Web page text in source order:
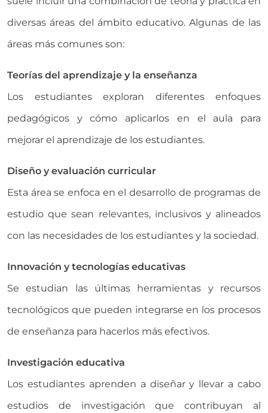
diversas áreas del ámbito educativo. Algunas de las
áreas más comunes son:
Teorías del aprendizaje y la enseñanza
Los estudiantes exploran diferentes enfoques
pedagógicos y cómo aplicarlos en el aula para
mejorar el aprendizaje de los estudiantes.
Diseño y evaluación curricular
Esta área se enfoca en el desarrollo de programas de
estudio que sean relevantes, inclusivos y alineados
con las necesidades de los estudiantes y la sociedad.
Innovación y tecnologías educativas
Se estudian las últimas herramientas y recursos
tecnológicos que pueden integrarse en los procesos
de enseñanza para hacerlos más efectivos.
Investigación educativa
Los estudiantes aprenden a diseñar y llevar a cabo
estudios de investigación que contribuyan al